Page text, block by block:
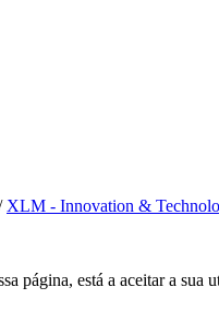
XLM - Innovation &
página, está a aceitar a sua